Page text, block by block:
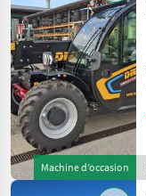
Machine d’occasion